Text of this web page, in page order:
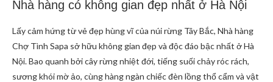
Nhà hàng có không gian đẹp nhất ở Hà Nội
Lấy cảm hứng từ vẻ đẹp hùng vĩ của núi rừng Tây Bắc, Nhà hàng
Chợ Tình Sapa sở hữu không gian đẹp và độc đáo bậc nhất ở Hà
Nội. Bao quanh bởi cây rừng nhiệt đới, tiếng suối chảy róc rách,
sương khói mờ ảo, cùng hàng ngàn chiếc đèn lồng thổ cẩm và vật